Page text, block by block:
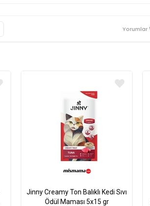
Yorumlar
Jinny Creamy Ton Balıklı Kedi Sıvı
Ödül Maması 5x15 gr